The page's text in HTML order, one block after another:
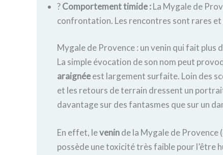
?Comportement timide :La Mygale de
confrontation. Les rencontres sont rares et
Mygale de Provence : un venin qui fait plus
La simple évocation de son nom peut
araignéeest largement surfaite. Loin des
et les retours de terrain dressent un
davantage sur des fantasmes que sur un
En effet, leveninde la Mygale de Provence
possède une toxicité très faible pour l’être